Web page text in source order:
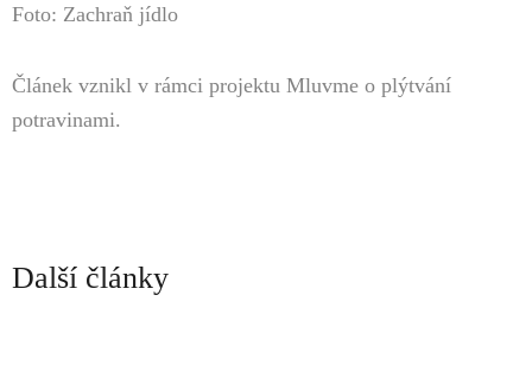
Foto: Zachraň jídlo
Článek vznikl v rámci projektu Mluvme o plýtvání
potravinami.
Další články